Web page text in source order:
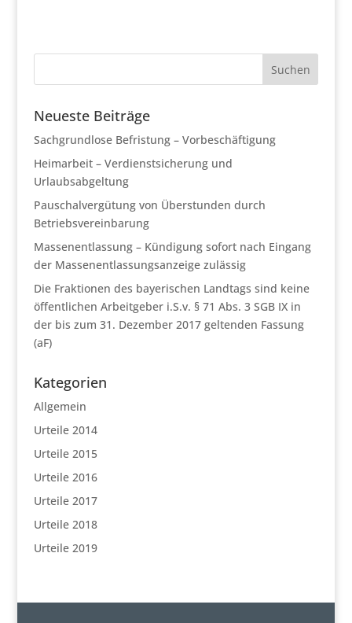
Neueste Beiträge
Sachgrundlose Befristung – Vorbeschäftigung
Heimarbeit – Verdienstsicherung und
Urlaubsabgeltung
Pauschalvergütung von Überstunden durch
Betriebsvereinbarung
Massenentlassung – Kündigung sofort nach Eingang
der Massenentlassungsanzeige zulässig
Die Fraktionen des bayerischen Landtags sind keine
öffentlichen Arbeitgeber i.S.v. § 71 Abs. 3 SGB IX in
der bis zum 31. Dezember 2017 geltenden Fassung
(aF)
Kategorien
Allgemein
Urteile 2014
Urteile 2015
Urteile 2016
Urteile 2017
Urteile 2018
Urteile 2019